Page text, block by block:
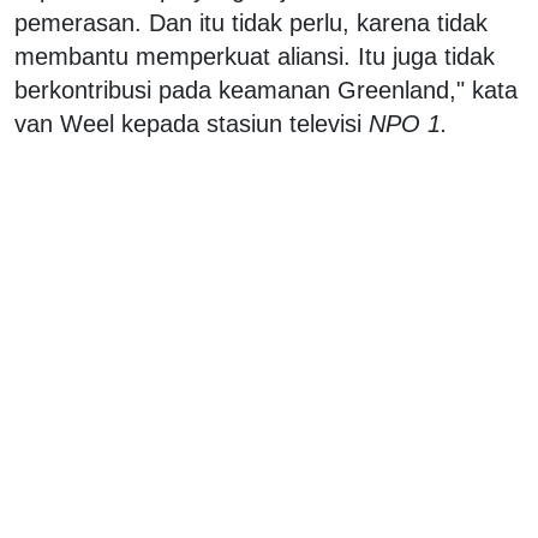
pemerasan. Dan itu tidak perlu, karena tidak
membantu memperkuat aliansi. Itu juga tidak
berkontribusi pada keamanan Greenland," kata
van Weel kepada stasiun televisi NPO 1.